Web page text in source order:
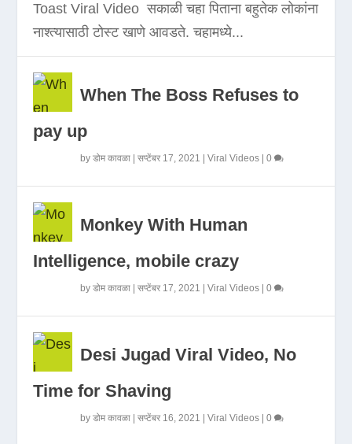
Toast Viral Video सकाळी चहा पिताना बहुतेक लोकांना
नाश्त्यासाठी टोस्ट खाणे आवडते. चहामध्ये...
When The Boss Refuses to
pay up
byडोम कावळा |सप्टेंबर 17, 2021 |Viral Videos |0
Monkey With Human
Intelligence, mobile crazy
byडोम कावळा |सप्टेंबर 17, 2021 |Viral Videos |0
Desi Jugad Viral Video, No
Time for Shaving
byडोम कावळा |सप्टेंबर 16, 2021 |Viral Videos |0